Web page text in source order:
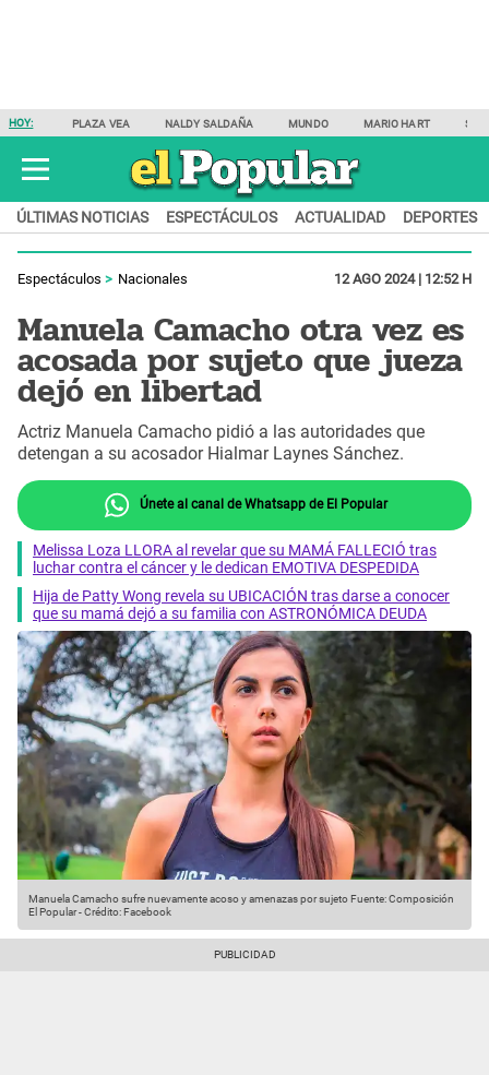
HOY: PLAZA VEA NALDY SALDAÑA MUNDO MARIO HART
ÚLTIMAS NOTICIAS ESPECTÁCULOS ACTUALIDAD DEPORTES
Espectáculos Nacionales 12 AGO 2024 | 12:52 H
Manuela Camacho otra vez es
acosada por sujeto que jueza
dejó en libertad
Actriz Manuela Camacho pidió a las autoridades que
detengan a su acosador Hialmar Laynes Sánchez.
Únete al canal de Whatsapp de El Popular
Melissa Loza LLORA al revelar que su MAMÁ FALLECIÓ tras
luchar contra el cáncer y le dedican EMOTIVA DESPEDIDA
Hija de Patty Wong revela su UBICACIÓN tras darse a conocer
que su mamá dejó a su familia con ASTRONÓMICA DEUDA
Manuela Camacho sufre nuevamente acoso y amenazas por sujetoFuente: Composición
El Popular-Crédito: Facebook